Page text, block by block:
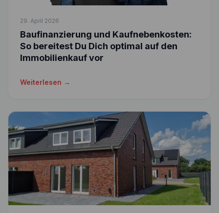
29. April 2026
Baufinanzierung und Kaufnebenkosten:
So bereitest Du Dich optimal auf den
Immobilienkauf vor
Weiterlesen →